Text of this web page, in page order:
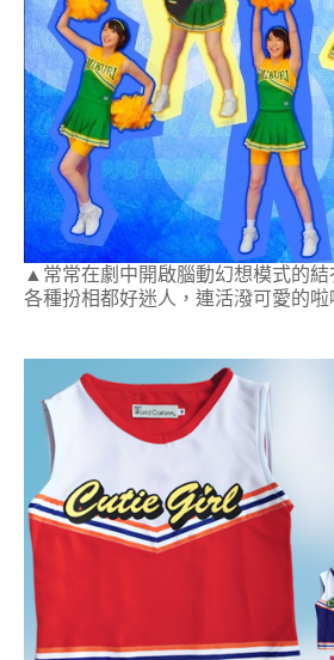
▲常常在劇中開啟腦動幻想模式的結
各種扮相都好迷人，連活潑可愛的啦